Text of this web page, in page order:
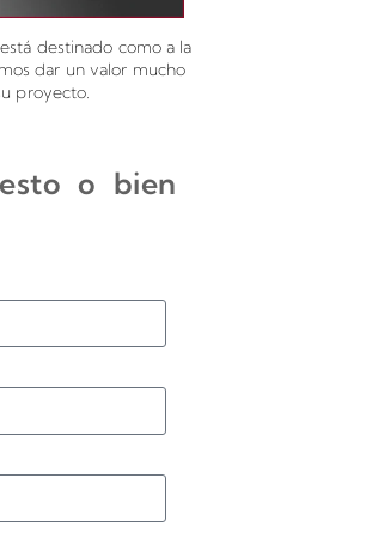
destinado como a la
dar un valor mucho
proyecto.
o bien